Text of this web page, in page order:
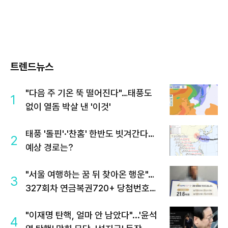
트렌드뉴스
1
"다음 주 기온 뚝 떨어진다"…태풍도
없이 열돔 박살 낸 '이것'
2
태풍 '돌핀'·'찬홈' 한반도 빗겨간다…
예상 경로는?
3
"서울 여행하는 꿈 뒤 찾아온 행운"…
327회차 연금복권720+ 당첨번호조
4
"이재명 탄핵, 얼마 안 남았다"...'윤석